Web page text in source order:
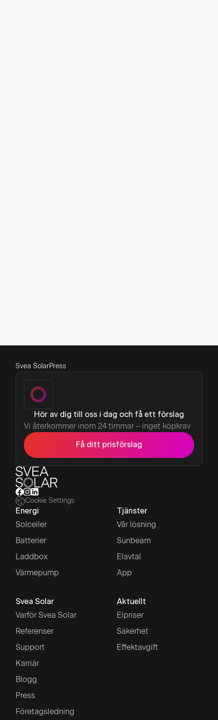
Svea SolarPress
Hör av dig till oss i dag och få ett förslag
Vi återkommer inom 24 timmar – inget köpkrav
Få ditt prisförslag
Cookie Settings
Energi
Solceller
Batterier
Laddbox
Värmepump
Tjänster
Vår lösning
Sunbeam
Elavtal
App
Svea Solar
Varför Svea Solar
Referenser
Support
Karriär
Blogg
Press
Företagsledning
Aktuellt
Elpriser
Säkerhet
Effektavgift